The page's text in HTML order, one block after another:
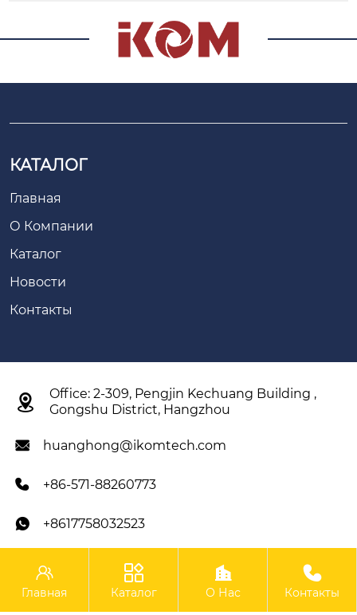
КАТАЛОГ
Главная
О Компании
Каталог
Новости
Контакты

Office: 2-309, Pengjin Kechuang Building ,
Gongshu District, Hangzhou
 huanghong@ikomtech.com
 +86-571-88260773
 +8617758032523
IKOM Construction Machinery Co., Ltd.
Copyright ©IKOM Construction Machinery Co., Ltd.

Главная

Каталог

О Нас

Контакты